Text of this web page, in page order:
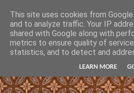
This site uses cookies from
and to analyze traffic. Your IP
shared with Google along with
metrics to ensure quality of
statistics, and to detect and
LEARN MORE
Hunter Jerusalem Journal